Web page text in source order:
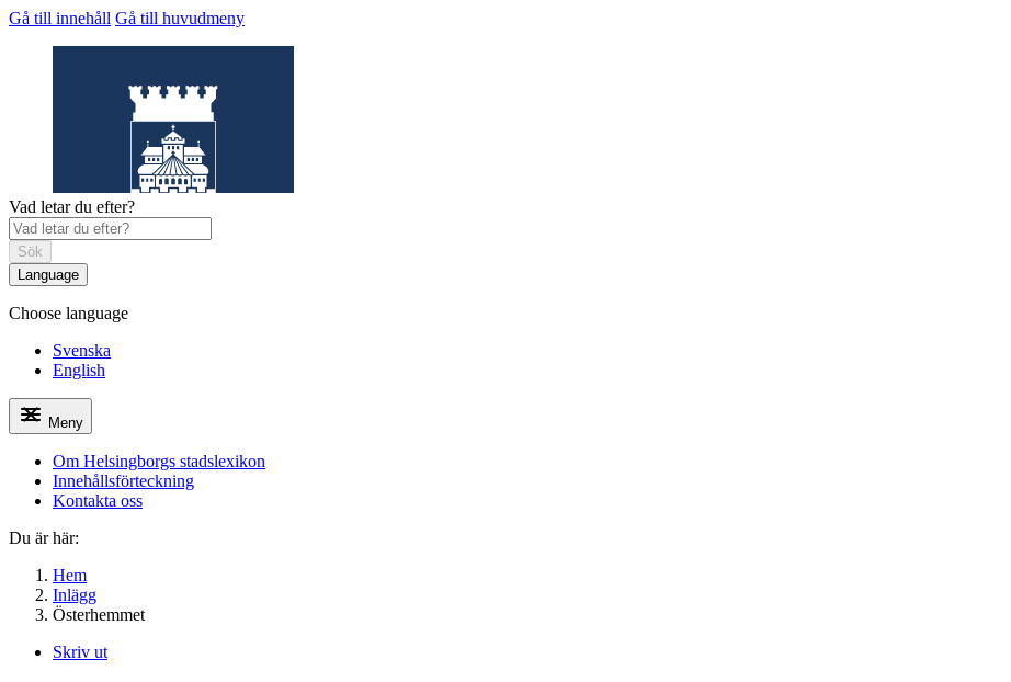
Gå till innehåll Gå till huvudmeny
Helsingborgs stadslexikon
Vad letar du efter?
Sök
Language
Choose language
Svenska
English
Meny
Om Helsingborgs stadslexikon
Innehållsförteckning
Kontakta oss
Du är här:
Hem
Inlägg
Österhemmet
Skriv ut